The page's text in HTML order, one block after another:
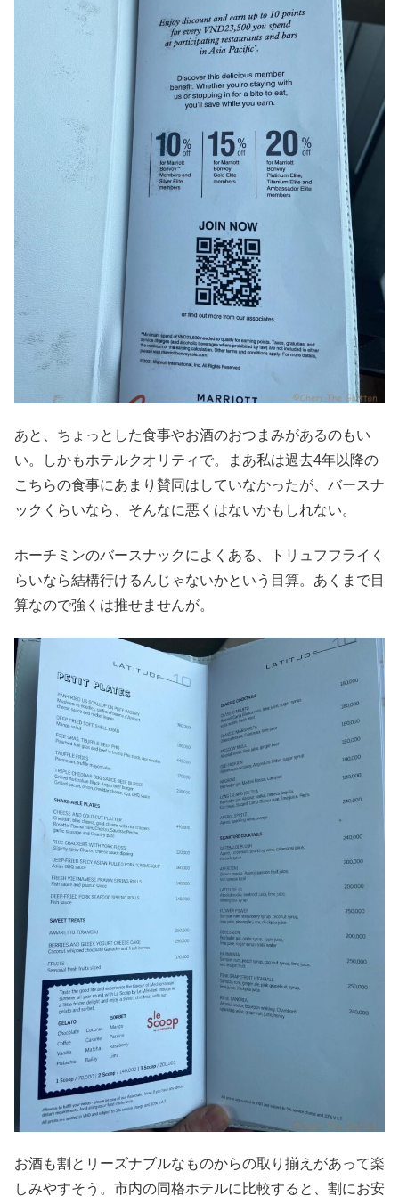
あと、ちょっとした食事やお酒のおつまみがあるのもい
い。しかもホテルクオリティで。まあ私は過去4年以降の
こちらの食事にあまり賛同はしていなかったが、バースナ
ックくらいなら、そんなに悪くはないかもしれない。
ホーチミンのバースナックによくある、トリュフフライく
らいなら結構行けるんじゃないかという目算。あくまで目
算なので強くは推せませんが。
お酒も割とリーズナブルなものからの取り揃えがあって楽
しみやすそう。市内の同格ホテルに比較すると、割にお安